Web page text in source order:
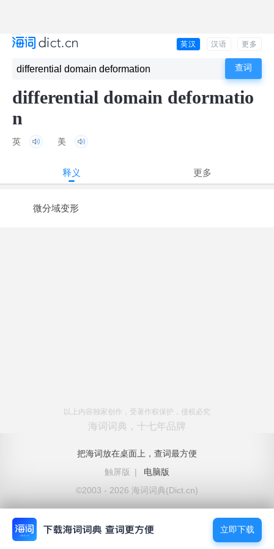
英汉 汉语 更多
differential domain deformatio
n
英 美
释义 更多
微分域变形
以上内容独家创作，受著作权保护，侵权必究
海词词典，十七年品牌
把海词放在桌面上，查词最方便
触屏版
|
电脑版
©2003 - 2026 海词词典(Dict.cn)
立即下载
立即下载